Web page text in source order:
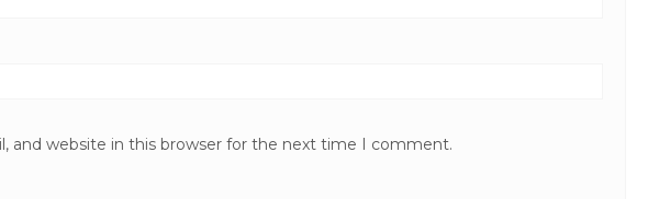
and website in this browser for the next time I comment.